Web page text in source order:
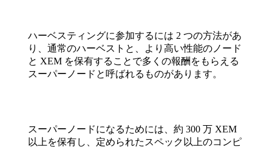
ハーベスティングに参加するには 2 つの方法があ
り、通常のハーベストと、より高い性能のノード
と XEM を保有することで多くの報酬をもらえる
スーパーノードと呼ばれるものがあります。
スーパーノードになるためには、約 300 万 XEM
以上を保有し、定められたスペック以上のコンピ